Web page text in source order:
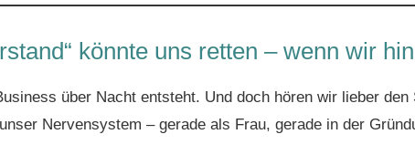
könnte uns retten – wenn wir
über Nacht entsteht. Und doch hören wir lieber
Nervensystem – gerade als Frau, gerade in der